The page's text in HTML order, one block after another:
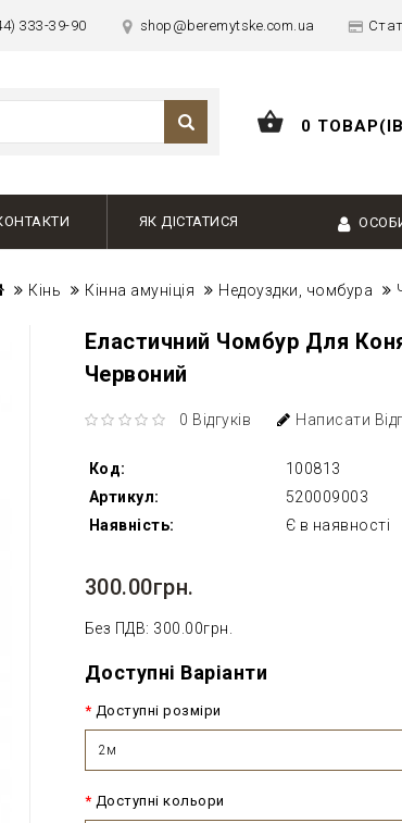
333-39-90 shop@beremytske.com.ua
0
ЯК ДІСТАТИСЯ
Кінь Кінна амуніція Недоуздки, чомбура
Еластичний Чомбур Для
Червоний
0 Відгуків Написати
Код:
100813
Артикул:
520009003
Наявність:
Є в наявності
300.00грн.
Без ПДВ: 300.00грн.
Доступні Варіанти
Доступні розміри
2м
Доступні кольори